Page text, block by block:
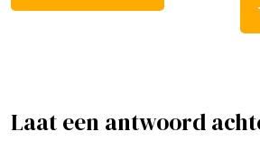
Laat een antwoord